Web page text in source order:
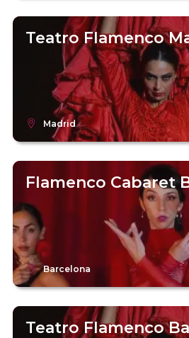
Teatro Flamenco
Madrid
Flamenco Cabaret
Barcelona
Teatro Flamenco